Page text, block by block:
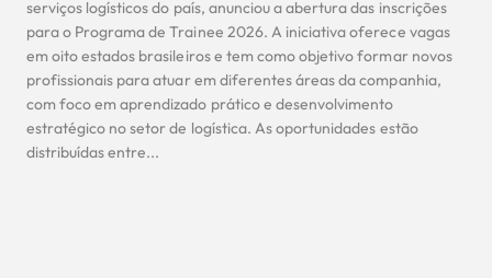
serviços logísticos do país, anunciou a abertura das inscrições
para o Programa de Trainee 2026. A iniciativa oferece vagas
em oito estados brasileiros e tem como objetivo formar novos
profissionais para atuar em diferentes áreas da companhia,
com foco em aprendizado prático e desenvolvimento
estratégico no setor de logística. As oportunidades estão
distribuídas entre...